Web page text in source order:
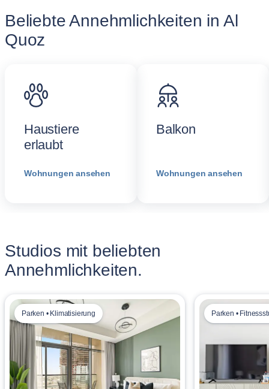
Beliebte Annehmlichkeiten in Al
Quoz
Haustiere
erlaubt
Wohnungen ansehen
Balkon
Wohnungen ansehen
Studios mit beliebten
Annehmlichkeiten.
Parken • Klimatisierung Parken •